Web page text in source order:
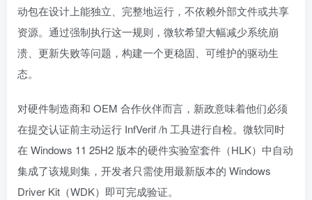
动包在设计上能独立、完整地运行，不依赖外部文件或共享
资源。通过强制执行这一规则，微软希望大幅减少系统崩
溃、更新失败等问题，构建一个更稳固、可维护的驱动生
态。
对硬件制造商和 OEM 合作伙伴而言，新政意味着他们必须
在提交认证前主动运行 InfVerif /h 工具进行自检。微软同时
在 Windows 11 25H2 版本的硬件实验室套件（HLK）中自动
集成了该规则集，开发者只需使用最新版本的 Windows
Driver Kit（WDK）即可完成验证。